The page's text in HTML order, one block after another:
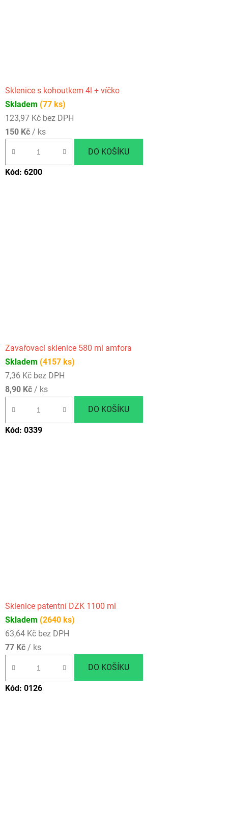
Sklenice s kohoutkem 4l + víčko
Skladem (77 ks)
123,97 Kč bez DPH
150 Kč / ks
DO KOŠÍKU
Kód: 6200
Zavařovací sklenice 580 ml amfora
Skladem (4157 ks)
7,36 Kč bez DPH
8,90 Kč / ks
DO KOŠÍKU
Kód: 0339
Sklenice patentní DZK 1100 ml
Skladem (2640 ks)
63,64 Kč bez DPH
77 Kč / ks
DO KOŠÍKU
Kód: 0126